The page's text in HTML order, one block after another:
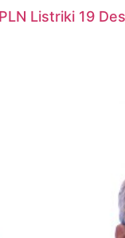
Listriki 19